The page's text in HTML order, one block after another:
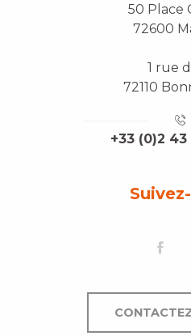
50 Place
72600
1 rue
72110
+33 (0)2